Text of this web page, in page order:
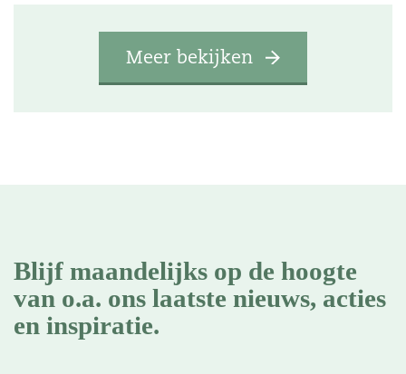
Meer bekijken
Blijf maandelijks op de hoogte
van o.a. ons laatste nieuws, acties
en inspiratie.